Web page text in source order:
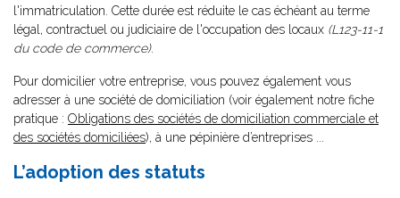
l'immatriculation. Cette durée est réduite le cas échéant au terme
légal, contractuel ou judiciaire de l'occupation des locaux (L123-11-1
du code de commerce).
Pour domicilier votre entreprise, vous pouvez également vous
adresser à une société de domiciliation (voir également notre fiche
pratique : Obligations des sociétés de domiciliation commerciale et
des sociétés domiciliées), à une pépinière d’entreprises ...
L’adoption des statuts